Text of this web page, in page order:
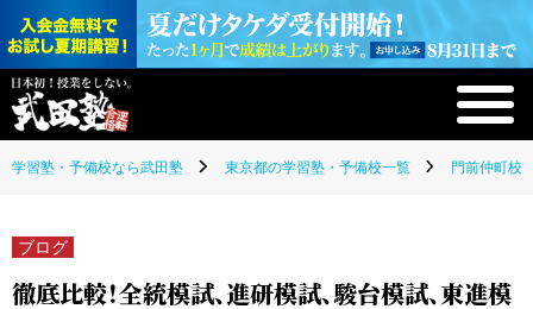
学習塾・予備校なら武田塾 東京都の学習塾・予備校一覧 門前仲町校(
ブログ
徹底比較！全統模試、進研模試、駿台模試、東進模